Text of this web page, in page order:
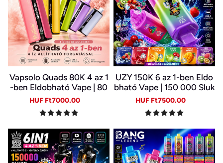
Vapsolo Quads 80K 4 az 1
-ben Eldobható Vape | 80
000 Slukk, Több Íz Egy Ké
szülékben
Sale
HUF Ft7000.00
UZY 150K 6 az 1-ben Eldo
bható Vape | 150 000 Sluk
k | 10 Ízkombináció | LED K
ijelző | Type-C Újratölthet
ő E-cigi
Sale
HUF Ft7500.00